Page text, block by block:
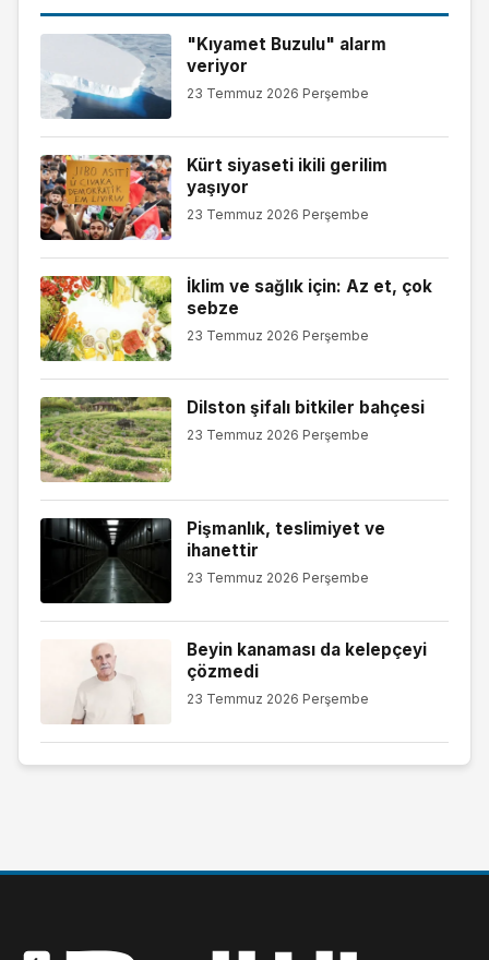
"Kıyamet Buzulu" alarm
veriyor
23 Temmuz 2026 Perşembe
Kürt siyaseti ikili gerilim
yaşıyor
23 Temmuz 2026 Perşembe
İklim ve sağlık için: Az et, çok
sebze
23 Temmuz 2026 Perşembe
Dilston şifalı bitkiler bahçesi
23 Temmuz 2026 Perşembe
Pişmanlık, teslimiyet ve
ihanettir
23 Temmuz 2026 Perşembe
Beyin kanaması da kelepçeyi
çözmedi
23 Temmuz 2026 Perşembe